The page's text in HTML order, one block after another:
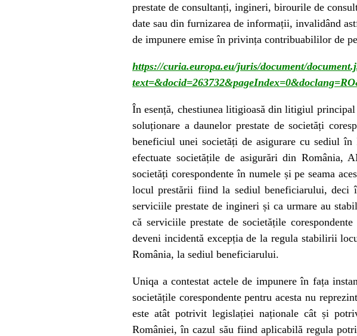
prestate de consultanți, ingineri, birourile de
date sau din furnizarea de informații, invalidând
de impunere emise în privința contribuabililor de
https://curia.europa.eu/juris/document/
În esență, chestiunea litigioasă din litigiul
soluționare a daunelor prestate de societăți
beneficiul unei societăți de asigurare cu sediul
efectuate societățile de asigurări din România,
societăți corespondente în numele și pe seama
locul prestării fiind la sediul beneficiarului, deci
serviciile prestate de ingineri și ca urmare au
că serviciile prestate de societățile
deveni incidentă excepția de la regula stabilirii
România, la sediul beneficiarului.
Uniqa a contestat actele de impunere în fața
societățile corespondente pentru acesta nu
este atât potrivit legislației naționale cât și
României, în cazul său fiind aplicabilă regula